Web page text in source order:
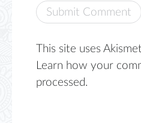
This site uses
Learn how your
processed.